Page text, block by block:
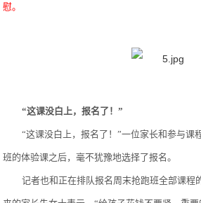
慰。
“这课没白上，报名了！”
“这课没白上，报名了！”一位家长和参与课
班的体验课之后，毫不犹豫地选择了报名。
记者也和正在排队报名周末抢跑班全部课程